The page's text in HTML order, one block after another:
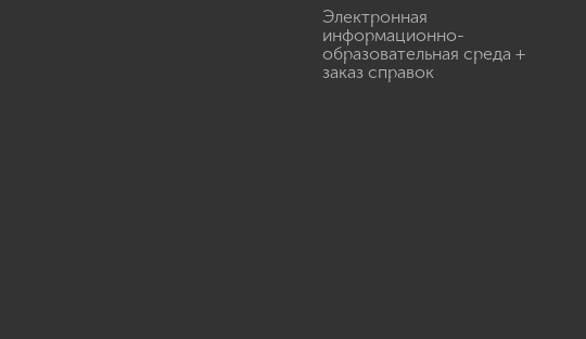
Электронная
информационно-
образовательная среда +
заказ справок